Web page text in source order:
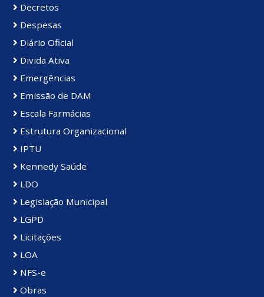
Decretos
Despesas
Diário Oficial
Divida Ativa
Emergências
Emissão de DAM
Escala Farmácias
Estrutura Organizacional
IPTU
Kennedy Saúde
LDO
Legislação Municipal
LGPD
Licitações
LOA
NFS-e
Obras